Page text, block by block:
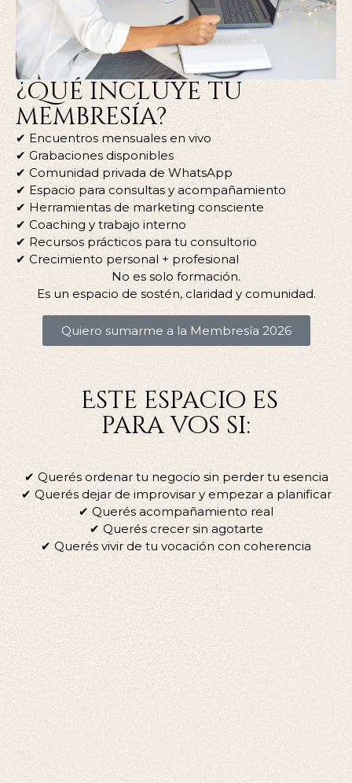
¿Qué incluye tu
membresía?
✔ Encuentros mensuales en vivo
✔ Grabaciones disponibles
✔ Comunidad privada de WhatsApp
✔ Espacio para consultas y acompañamiento
✔ Herramientas de marketing consciente
✔ Coaching y trabajo interno
✔ Recursos prácticos para tu consultorio
✔ Crecimiento personal + profesional
No es solo formación.
Es un espacio de sostén, claridad y comunidad.
Quiero sumarme a la Membresía 2026
Este espacio es
para vos si:
✔ Querés ordenar tu negocio sin perder tu esencia
✔ Querés dejar de improvisar y empezar a planificar
✔ Querés acompañamiento real
✔ Querés crecer sin agotarte
✔ Querés vivir de tu vocación con coherencia